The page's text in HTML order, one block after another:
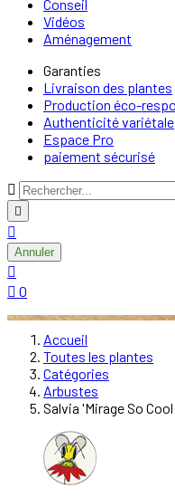
Conseil
Vidéos
Aménagement
Garanties
Livraison des plantes
Production éco-
Authenticité variétale
Espace Pro
paiement sécurisé



Annuler

 0
Accueil
Toutes les plantes
Catégories
Arbustes
Salvia 'Mirage So